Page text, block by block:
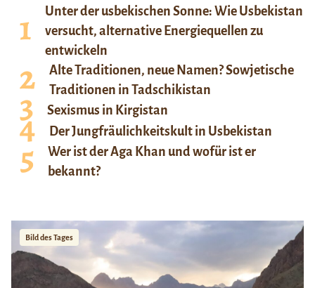
Unter der usbekischen Sonne: Wie Usbekistan
versucht, alternative Energiequellen zu
entwickeln
Alte Traditionen, neue Namen? Sowjetische
Traditionen in Tadschikistan
Sexismus in Kirgistan
Der Jungfräulichkeitskult in Usbekistan
Wer ist der Aga Khan und wofür ist er
bekannt?
Bild des Tages